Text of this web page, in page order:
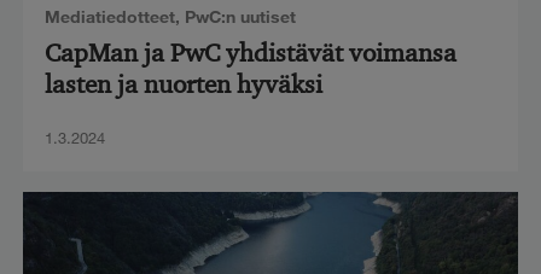
Mediatiedotteet, PwC:n uutiset
CapMan ja PwC yhdistävät voimansa
lasten ja nuorten hyväksi
1.3.2024